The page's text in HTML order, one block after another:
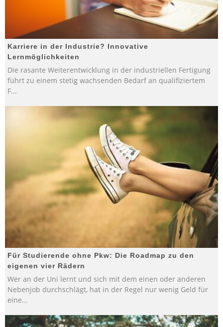
Karriere in der Industrie? Innovative
Lernmöglichkeiten
Die rasante Weiterentwicklung in der industriellen Fertigung
führt zu einem stetig wachsenden Bedarf an qualifiziertem
F...
Für Studierende ohne Pkw: Die Roadmap zu den
eigenen vier Rädern
Wer an der Uni lernt und sich mit dem einen oder anderen
Nebenjob durchschlägt, hat in der Regel nur wenig Geld für
eine...